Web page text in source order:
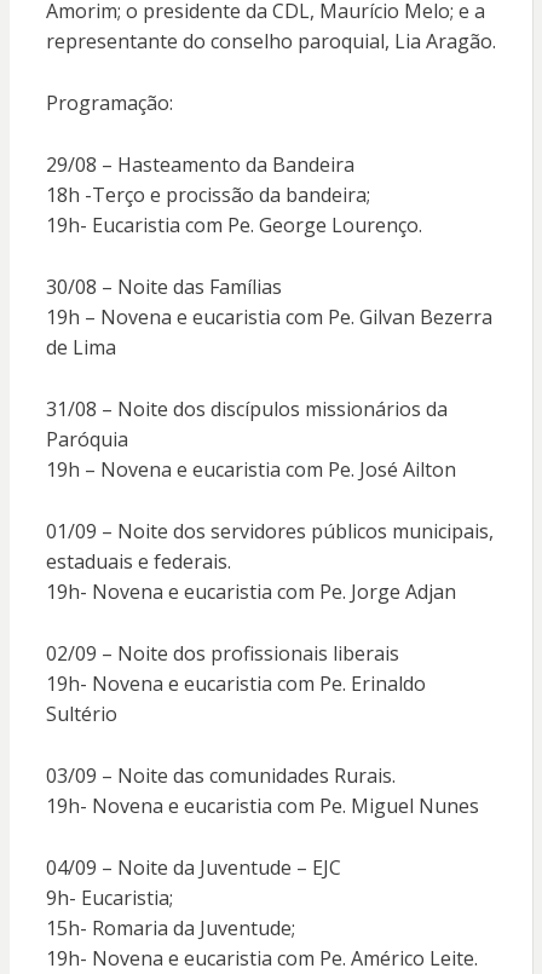
Amorim; o presidente da CDL, Maurício Melo; e a
representante do conselho paroquial, Lia Aragão.
Programação:
29/08 – Hasteamento da Bandeira
18h -Terço e procissão da bandeira;
19h- Eucaristia com Pe. George Lourenço.
30/08 – Noite das Famílias
19h – Novena e eucaristia com Pe. Gilvan Bezerra
de Lima
31/08 – Noite dos discípulos missionários da
Paróquia
19h – Novena e eucaristia com Pe. José Ailton
01/09 – Noite dos servidores públicos municipais,
estaduais e federais.
19h- Novena e eucaristia com Pe. Jorge Adjan
02/09 – Noite dos profissionais liberais
19h- Novena e eucaristia com Pe. Erinaldo
Sultério
03/09 – Noite das comunidades Rurais.
19h- Novena e eucaristia com Pe. Miguel Nunes
04/09 – Noite da Juventude – EJC
9h- Eucaristia;
15h- Romaria da Juventude;
19h- Novena e eucaristia com Pe. Américo Leite.